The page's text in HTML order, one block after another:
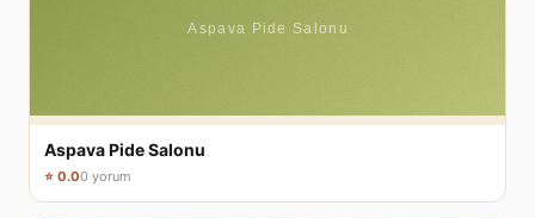
Aspava Pide Salonu
⭐ 0.00 yorum